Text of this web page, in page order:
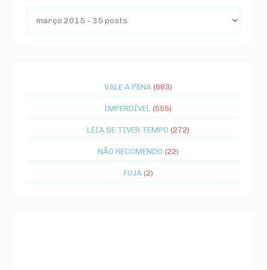
VALE A PENA (663)
IMPERDÍVEL (555)
LEIA SE TIVER TEMPO (272)
NÃO RECOMENDO (22)
FUJA (2)